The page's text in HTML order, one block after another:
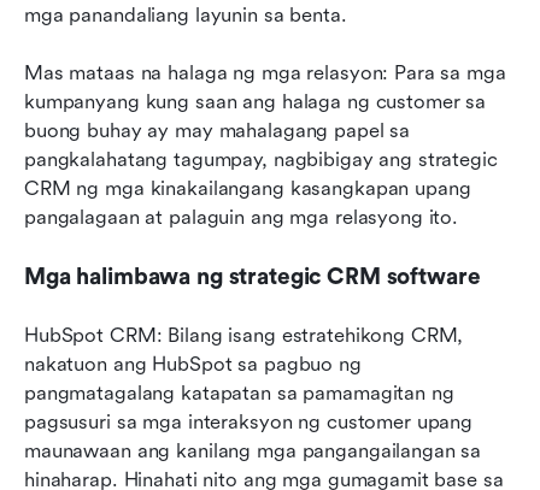
mga panandaliang layunin sa benta.
Mas mataas na halaga ng mga relasyon: Para sa mga
kumpanyang kung saan ang halaga ng customer sa
buong buhay ay may mahalagang papel sa
pangkalahatang tagumpay, nagbibigay ang strategic
CRM ng mga kinakailangang kasangkapan upang
pangalagaan at palaguin ang mga relasyong ito.
Mga halimbawa ng strategic CRM software
HubSpot CRM: Bilang isang estratehikong CRM,
nakatuon ang HubSpot sa pagbuo ng
pangmatagalang katapatan sa pamamagitan ng
pagsusuri sa mga interaksyon ng customer upang
maunawaan ang kanilang mga pangangailangan sa
hinaharap. Hinahati nito ang mga gumagamit base sa